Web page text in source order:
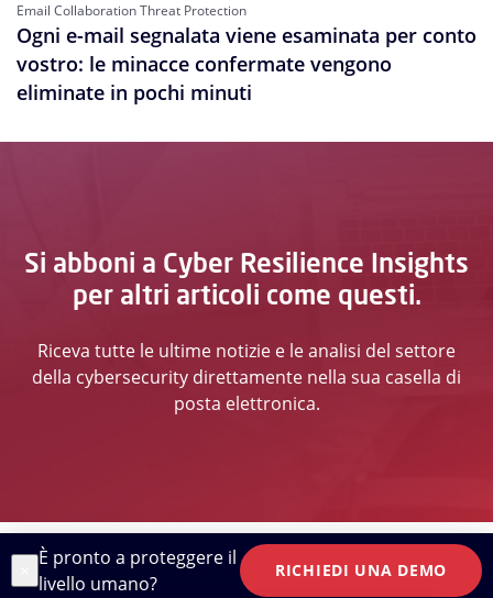
Email Collaboration Threat Protection
Ogni e-mail segnalata viene esaminata per conto
vostro: le minacce confermate vengono
eliminate in pochi minuti
Si abboni a Cyber Resilience Insights
per altri articoli come questi.
Riceva tutte le ultime notizie e le analisi del settore
della cybersecurity direttamente nella sua casella di
posta elettronica.
È pronto a proteggere il
livello umano?
RICHIEDI UNA DEMO